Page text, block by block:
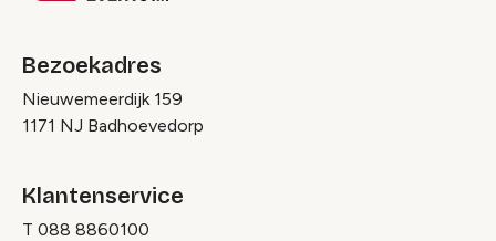
Bezoekadres
Nieuwemeerdijk 159
1171 NJ Badhoevedorp
Klantenservice
T 088 8860100